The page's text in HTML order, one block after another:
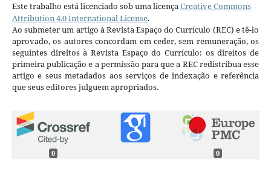
Este trabalho está licenciado sob uma licençaCreative Commons
Attribution 4.0 International License.
Ao submeter um artigo à Revista Espaço do Currículo (REC) e tê-lo
aprovado, os autores concordam em ceder, sem remuneração, os
seguintes direitos à Revista Espaço do Currículo: os direitos de
primeira publicação e a permissão para que a REC redistribua esse
artigo e seus metadados aos serviços de indexação e referência
que seus editores julguem apropriados.
0 0